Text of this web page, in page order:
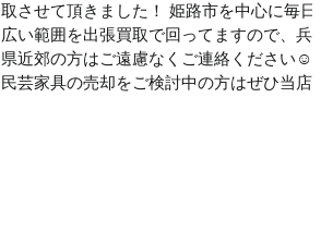
取させて頂きました！ 姫路市を中心に毎日
広い範囲を出張買取で回ってますので、兵庫
県近郊の方はご遠慮なくご連絡ください☺
民芸家具の売却をご検討中の方はぜひ当店に